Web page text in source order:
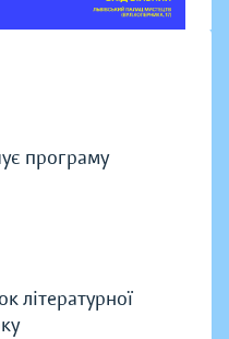
програму
літературної